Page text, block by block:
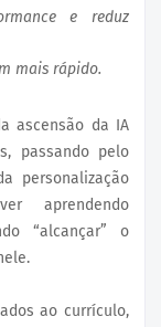
e reduz
mais rápido.
ascensão da IA
passando pelo
personalização
aprendendo
“alcançar” o
ao currículo,